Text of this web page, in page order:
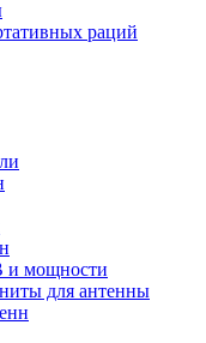
раций
и мощности
для антенны